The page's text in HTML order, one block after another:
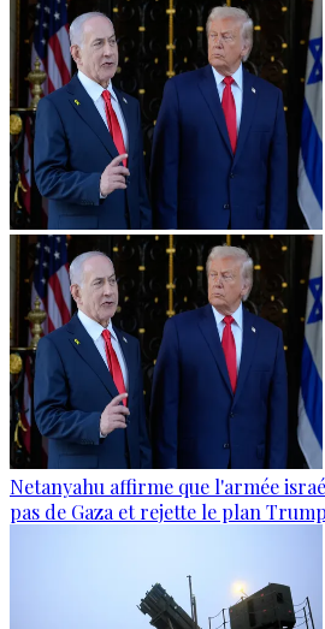
Netanyahu affirme que l'armée
pas de Gaza et rejette le plan Trump